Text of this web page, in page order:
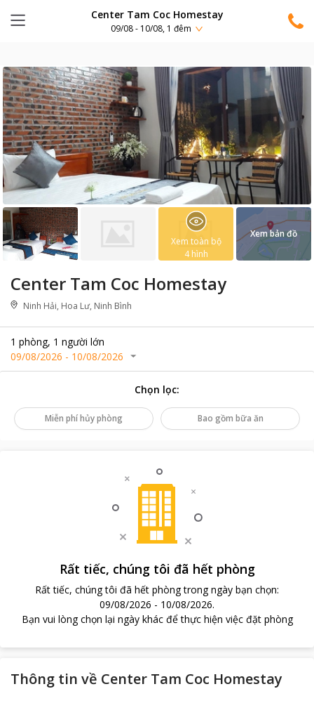
Center Tam Coc Homestay
09/08 - 10/08, 1 đêm
Center Tam Coc Homestay
Ninh Hải, Hoa Lư, Ninh Bình
1 phòng, 1 người lớn
09/08/2026 - 10/08/2026
Xem toàn bộ
4 hình
Xem bản đồ
Chọn lọc:
Miễn phí hủy phòng Bao gồm bữa ăn
Rất tiếc, chúng tôi đã hết phòng
Rất tiếc, chúng tôi đã hết phòng trong ngày bạn chọn:
09/08/2026 - 10/08/2026.
Bạn vui lòng chọn lại ngày khác để thực hiện việc đặt phòng
Thông tin về Center Tam Coc Homestay